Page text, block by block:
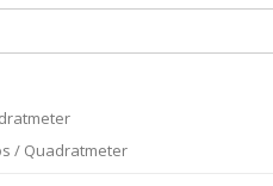
/ Quadratmeter